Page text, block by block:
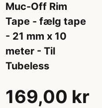
Muc-Off Rim
Tape - fælg tape
- 21 mm x 10
meter - Til
Tubeless
169,00 kr